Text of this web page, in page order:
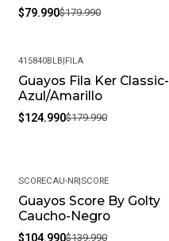
$79.990$179.990
-31%
415840BLB|FILA
Guayos Fila Ker Classic-
Azul/Amarillo
$124.990$179.990
-25%
SCORECAU-NR|SCORE
Guayos Score By Golty
Caucho-Negro
$104.990$139.990